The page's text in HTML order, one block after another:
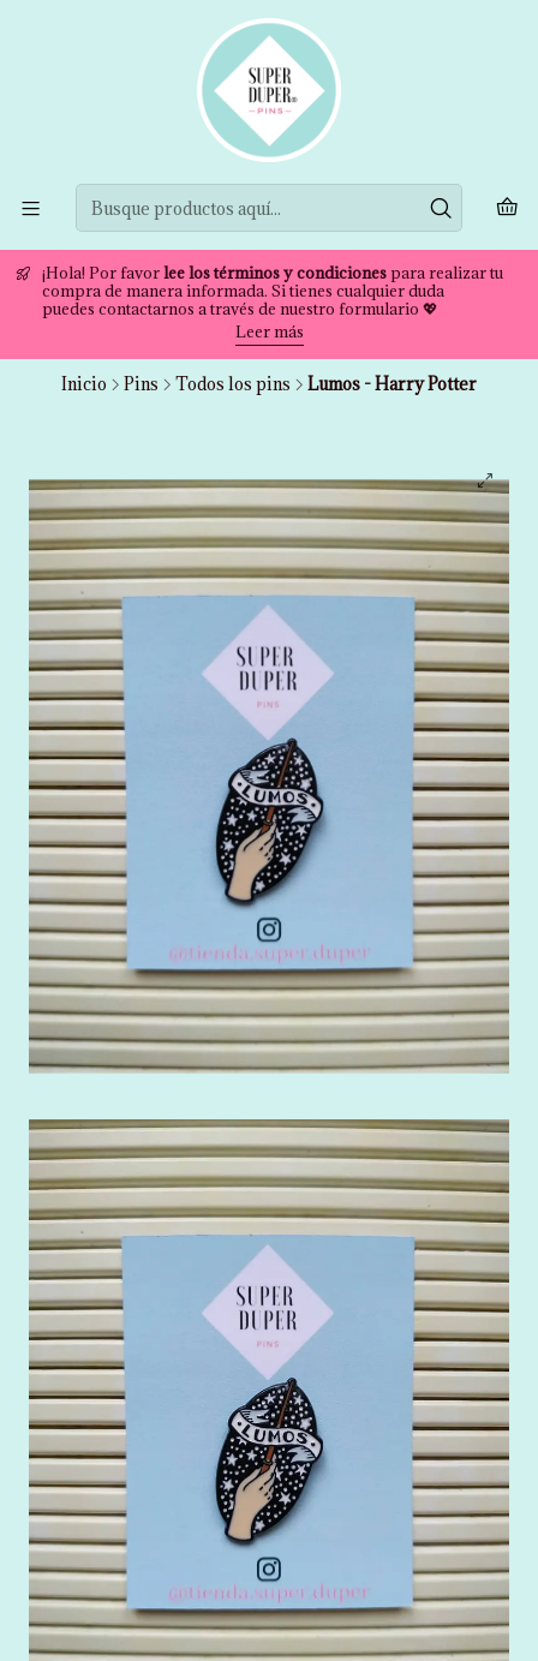
¡Hola! Por favorlee los términos y condicionespara realizar tu
compra de manera informada. Si tienes cualquier duda
puedes contactarnos a través de nuestro formulario 💖
Leer más
Inicio Pins Todos los pins Lumos - Harry Potter